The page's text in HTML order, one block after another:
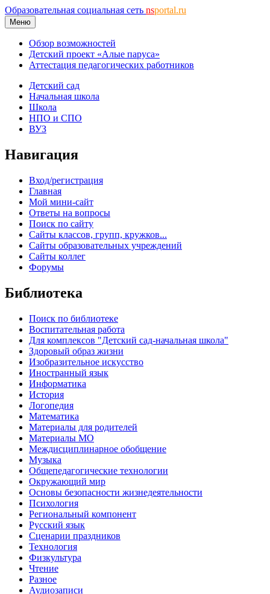
Образовательная социальная сеть nsportal.ru
Меню
Обзор возможностей
Детский проект «Алые паруса»
Аттестация педагогических работников
Детский сад
Начальная школа
Школа
НПО и СПО
ВУЗ
Навигация
Вход/регистрация
Главная
Мой мини-сайт
Ответы на вопросы
Поиск по сайту
Сайты классов, групп, кружков...
Сайты образовательных учреждений
Сайты коллег
Форумы
Библиотека
Поиск по библиотеке
Воспитательная работа
Для комплексов "Детский сад-начальная школа"
Здоровый образ жизни
Изобразительное искусство
Иностранный язык
Информатика
История
Логопедия
Математика
Материалы для родителей
Материалы МО
Междисциплинарное обобщение
Музыка
Общепедагогические технологии
Окружающий мир
Основы безопасности жизнедеятельности
Психология
Региональный компонент
Русский язык
Сценарии праздников
Технология
Физкультура
Чтение
Разное
Аудиозаписи